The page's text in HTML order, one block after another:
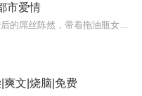
市爱情
爽文|烧脑|免费